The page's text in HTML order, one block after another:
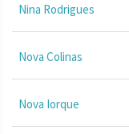
Nina Rodrigues
Nova Colinas
Nova Iorque